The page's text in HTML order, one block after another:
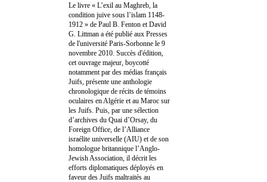
Le livre « L’exil au Maghreb, la
condition juive sous l’islam 1148-
1912 » de Paul B. Fenton et David
G. Littman a été publié aux Presses
de l'université Paris-Sorbonne le 9
novembre 2010. Succès d'édition,
cet ouvrage majeur, boycotté
notamment par des médias français
Juifs, présente une anthologie
chronologique de récits de témoins
oculaires en Algérie et au Maroc sur
les Juifs. Puis, par une sélection
d’archives du Quai d’Orsay, du
Foreign Office, de l’Alliance
israélite universelle (AIU) et de son
homologue britannique l’Anglo-
Jewish Association, il décrit les
efforts diplomatiques déployés en
faveur des Juifs maltraités au